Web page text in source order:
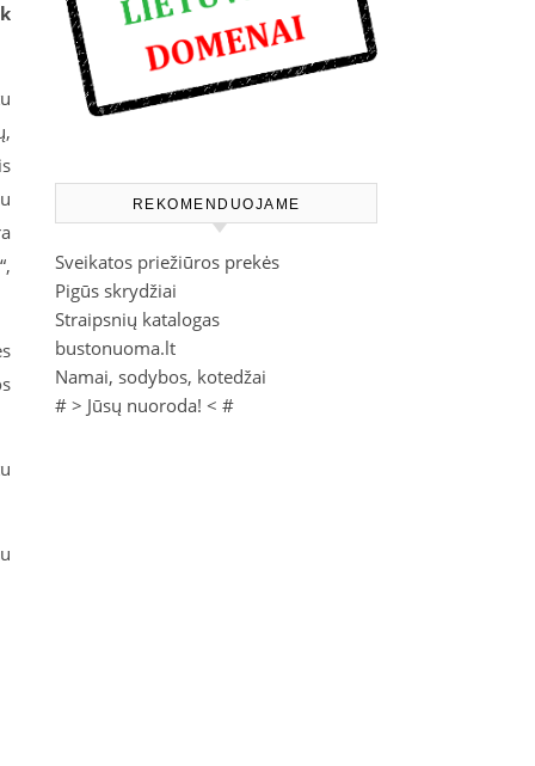
REKOMENDUOJAME
Sveikatos priežiūros prekės
Pigūs skrydžiai
Straipsnių katalogas
bustonuoma.lt
Namai, sodybos, kotedžai
# > Jūsų nuoroda! < #